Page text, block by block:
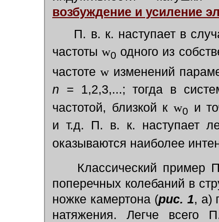
возбуждение и усиление
П. в. к. наступает в
частотыw0 одного из
частоте w изменений
n = 1,2,3,...; тогда в
частотой, близкой к w0
и
и т.д. П. в. к. наступает
оказываются наиболее
Классический пример
поперечных колебаний в
ножке камертона (рис. 1, а)
натяжения. Легче всего